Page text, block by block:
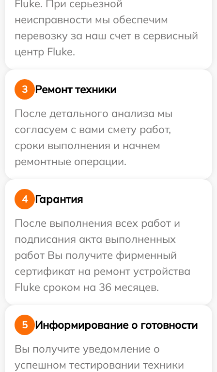
Fluke. При серьезной
неисправности мы обеспечим
перевозку за наш счет в сервисный
центр Fluke.
3
Ремонт техники
После детального анализа мы
согласуем с вами смету работ,
сроки выполнения и начнем
ремонтные операции.
4
Гарантия
После выполнения всех работ и
подписания акта выполненных
работ Вы получите фирменный
сертификат на ремонт устройства
Fluke сроком на 36 месяцев.
5
Информирование о готовности
Вы получите уведомление о
успешном тестировании техники